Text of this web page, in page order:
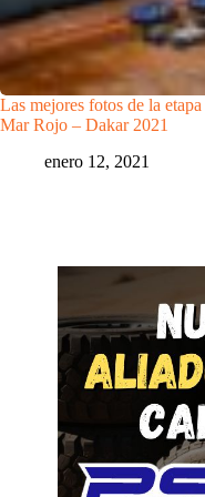
Las mejores fotos de la
Mar Rojo – Dakar 2021
enero 12, 2021